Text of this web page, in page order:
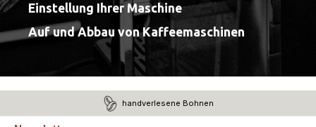
Einstellung Ihrer Maschine
Auf und Abbau von Kaffeemaschinen
handverlesene Bohnen